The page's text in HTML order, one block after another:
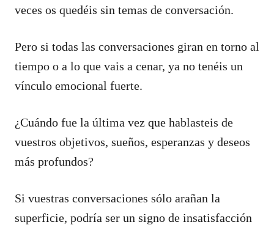
veces os quedéis sin temas de conversación.
Pero si todas las conversaciones giran en torno al
tiempo o a lo que vais a cenar, ya no tenéis un
vínculo emocional fuerte.
¿Cuándo fue la última vez que hablasteis de
vuestros objetivos, sueños, esperanzas y deseos
más profundos?
Si vuestras conversaciones sólo arañan la
superficie, podría ser un signo de insatisfacción